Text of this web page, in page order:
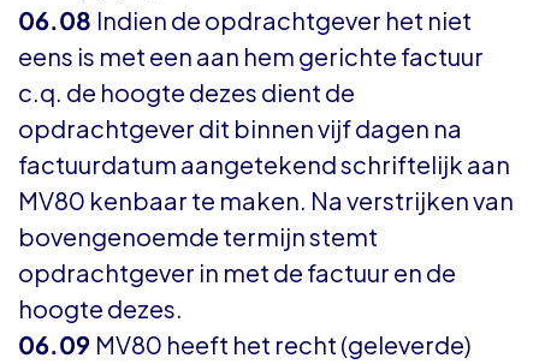
06.08 Indien de opdrachtgever het niet
eens is met een aan hem gerichte factuur
c.q. de hoogte dezes dient de
opdrachtgever dit binnen vijf dagen na
factuurdatum aangetekend schriftelijk aan
MV80 kenbaar te maken. Na verstrijken van
bovengenoemde termijn stemt
opdrachtgever in met de factuur en de
hoogte dezes.
06.09 MV80 heeft het recht (geleverde)